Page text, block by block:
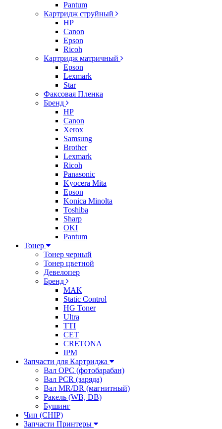
Pantum
Картридж струйный
HP
Canon
Epson
Ricoh
Картридж матричный
Epson
Lexmark
Star
Факсовая Пленка
Бренд
HP
Canon
Xerox
Samsung
Brother
Lexmark
Ricoh
Panasonic
Kyocera Mita
Epson
Konica Minolta
Toshiba
Sharp
OKI
Pantum
Тонер
Тонер черный
Тонер цветной
Девелопер
Бренд
MAK
Static Control
HG Toner
Ultra
TTI
CET
CRETONA
IPM
Запчасти для Картриджа
Вал OPC (фотобарабан)
Вал PCR (заряда)
Вал MR/DR (магнитный)
Ракель (WB, DB)
Бушинг
Чип (CHIP)
Запчасти Принтеры